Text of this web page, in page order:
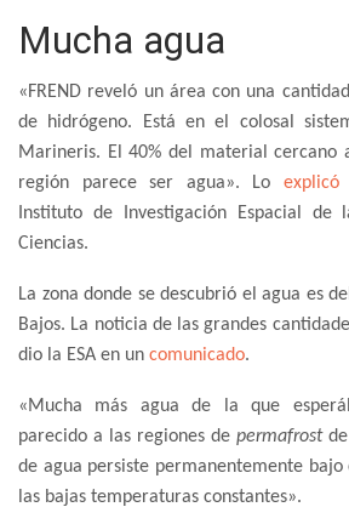
Mucha agua
«FREND reveló un área con una
de hidrógeno. Está en el colosal
Marineris. El 40% del material cercano
región parece ser agua». Lo explicó
Instituto de Investigación Espacial de
Ciencias.
La zona donde se descubrió el agua es
Bajos. La noticia de las grandes
dio la ESA en un comunicado.
«Mucha más agua de la que
parecido a las regiones de permafrost
de agua persiste permanentemente bajo
las bajas temperaturas constantes».